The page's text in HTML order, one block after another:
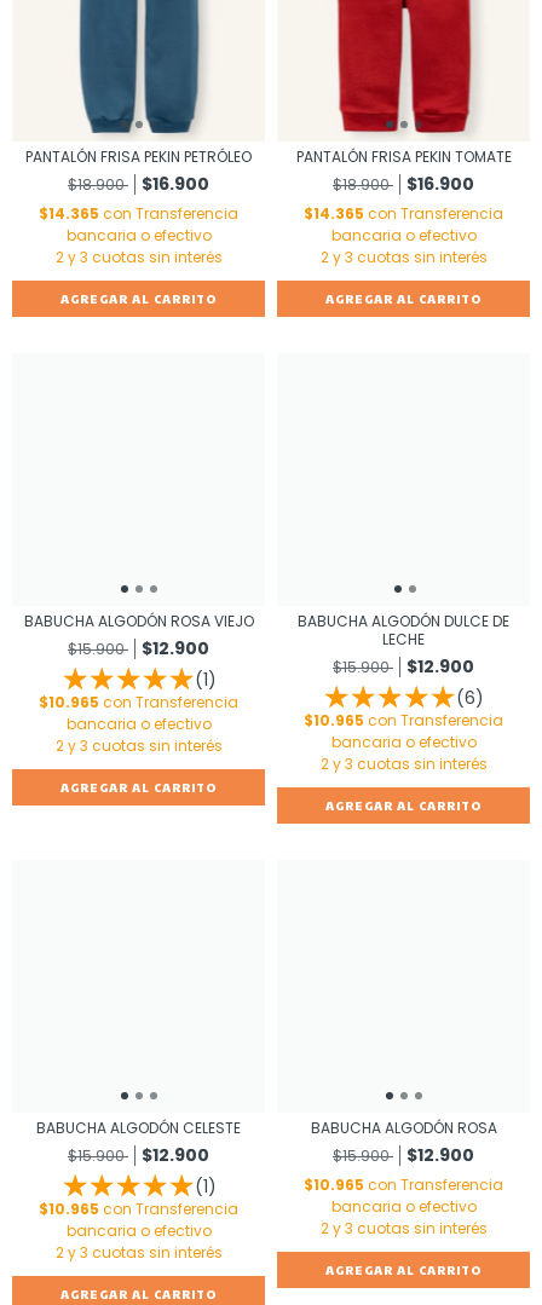
PANTALÓN FRISA PEKIN PETRÓLEO
$18.900
$16.900
$14.365 con Transferencia
bancaria o efectivo
AGREGAR AL CARRITO
PANTALÓN FRISA PEKIN TOMATE
$18.900
$16.900
$14.365 con Transferencia
bancaria o efectivo
AGREGAR AL CARRITO
BABUCHA ALGODÓN ROSA VIEJO
$15.900
$12.900
(1)
$10.965 con Transferencia
bancaria o efectivo
AGREGAR AL CARRITO
BABUCHA ALGODÓN DULCE DE
LECHE
$15.900
$12.900
(6)
$10.965 con Transferencia
bancaria o efectivo
AGREGAR AL CARRITO
BABUCHA ALGODÓN CELESTE
$15.900
$12.900
(1)
$10.965 con Transferencia
bancaria o efectivo
AGREGAR AL CARRITO
BABUCHA ALGODÓN ROSA
$15.900
$12.900
$10.965 con Transferencia
bancaria o efectivo
AGREGAR AL CARRITO